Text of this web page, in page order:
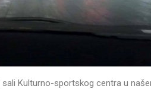
Kulturno-sportskog centra u